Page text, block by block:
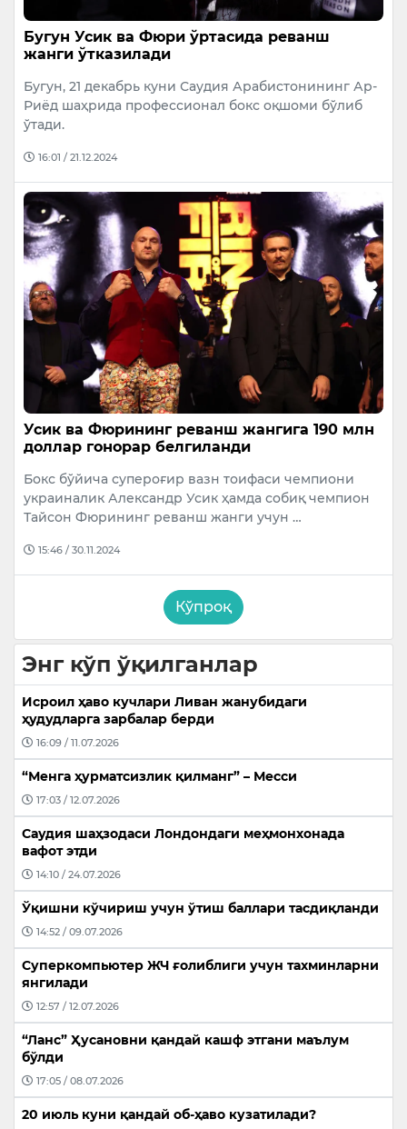
Бугун Усик ва Фюри ўртасида реванш
жанги ўтказилади
Бугун, 21 декабрь куни Саудия Арабистонининг Ар-
Риёд шаҳрида профессионал бокс оқшоми бўлиб
ўтади.
16:01 / 21.12.2024
Усик ва Фюрининг реванш жангига 190 млн
доллар гонорар белгиланди
Бокс бўйича супероғир вазн тоифаси чемпиони
украиналик Александр Усик ҳамда собиқ чемпион
Тайсон Фюрининг реванш жанги учун …
15:46 / 30.11.2024
Кўпроқ
Энг кўп ўқилганлар
Исроил ҳаво кучлари Ливан жанубидаги
ҳудудларга зарбалар берди
16:09 / 11.07.2026
“Менга ҳурматсизлик қилманг” – Месси
17:03 / 12.07.2026
Саудия шаҳзодаси Лондондаги меҳмонхонада
вафот этди
14:10 / 24.07.2026
Ўқишни кўчириш учун ўтиш баллари тасдиқланди
14:52 / 09.07.2026
Суперкомпьютер ЖЧ ғолиблиги учун тахминларни
янгилади
12:57 / 12.07.2026
“Ланс” Ҳусановни қандай кашф этгани маълум
бўлди
17:05 / 08.07.2026
20 июль куни қандай об-ҳаво кузатилади?